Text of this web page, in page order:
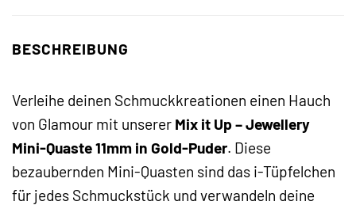
BESCHREIBUNG
Verleihe deinen Schmuckkreationen einen Hauch
von Glamour mit unserer Mix it Up – Jewellery
Mini-Quaste 11mm in Gold-Puder. Diese
bezaubernden Mini-Quasten sind das i-Tüpfelchen
für jedes Schmuckstück und verwandeln deine